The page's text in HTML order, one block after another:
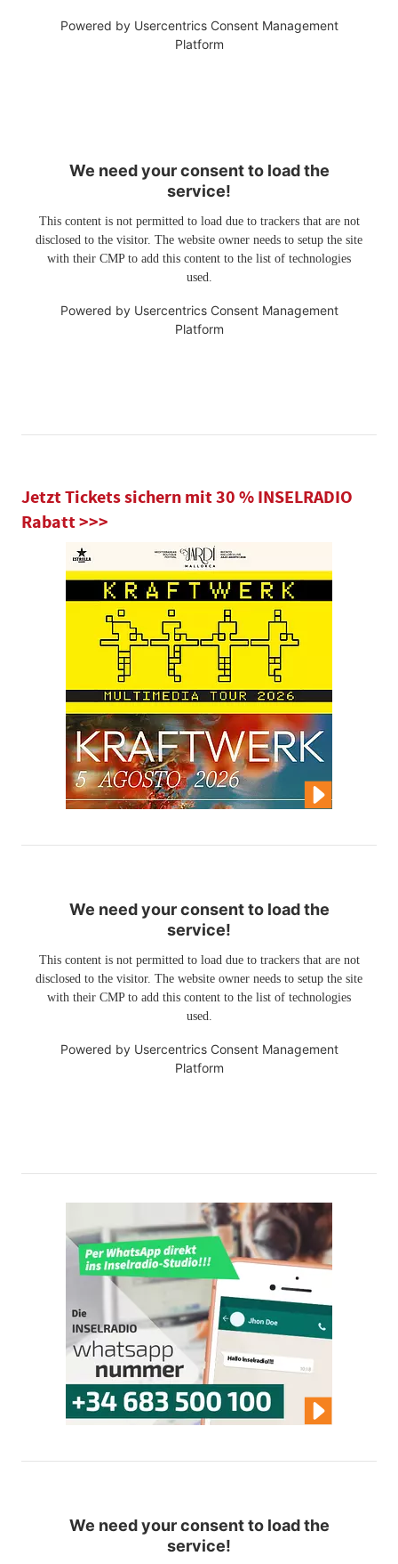
Powered by Usercentrics Consent Management
Platform
We need your consent to load the
service!
This content is not permitted to load due to trackers that are not
disclosed to the visitor. The website owner needs to setup the site
with their CMP to add this content to the list of technologies
used.
Powered by Usercentrics Consent Management
Platform
Jetzt Tickets sichern mit 30 % INSELRADIO
Rabatt >>>
We need your consent to load the
service!
This content is not permitted to load due to trackers that are not
disclosed to the visitor. The website owner needs to setup the site
with their CMP to add this content to the list of technologies
used.
Powered by Usercentrics Consent Management
Platform
We need your consent to load the
service!